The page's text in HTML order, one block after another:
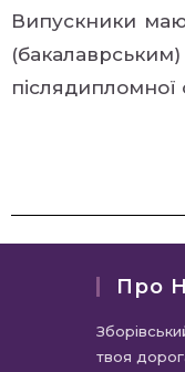
Випускники
післядипломної
Про
твоя